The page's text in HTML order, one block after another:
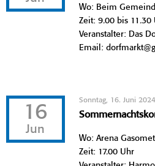
Wo: Beim
Zeit: 9.00 bis 11.30
Veranstalter: Das
Email:
16
Jun
Sonntag, 16. Juni 2024
Wo: Arena
Zeit: 17.00 Uhr